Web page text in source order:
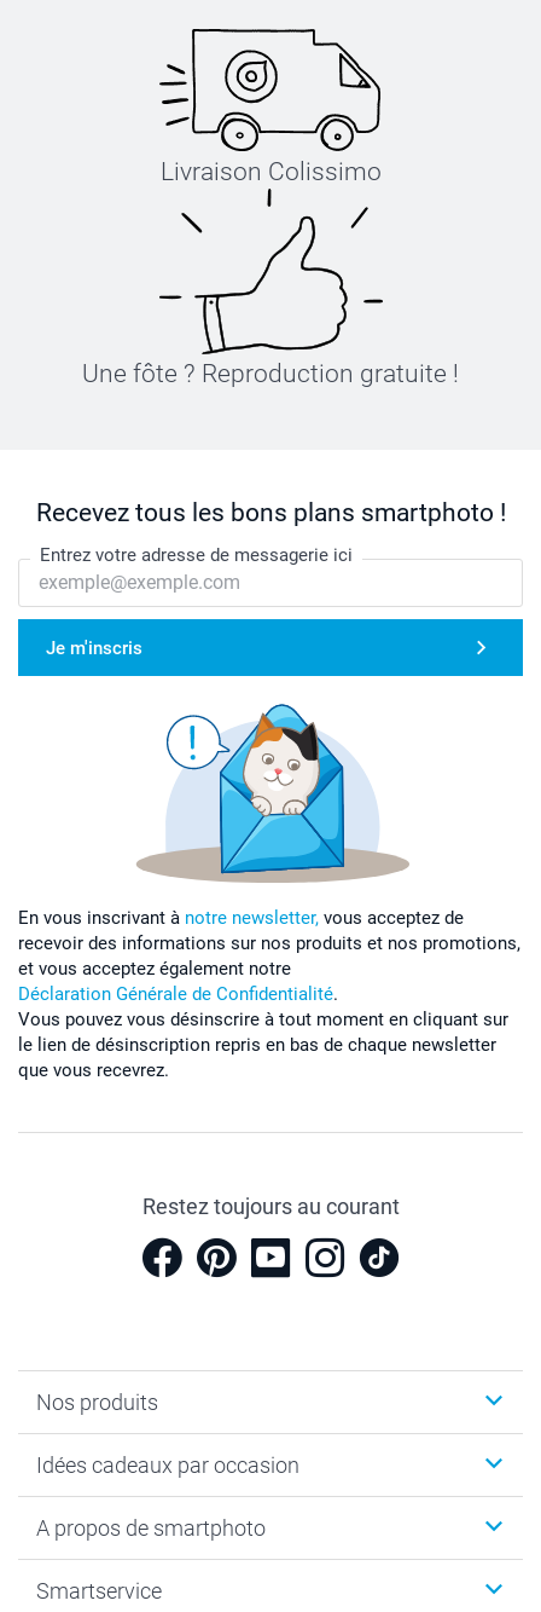
Livraison Colissimo
Une fôte ? Reproduction gratuite !
Recevez tous les bons plans smartphoto !
Entrez votre adresse de messagerie ici
Je m'inscris
En vous inscrivant à notre newsletter, vous acceptez de
recevoir des informations sur nos produits et nos promotions,
et vous acceptez également notre
Déclaration Générale de Confidentialité.
Vous pouvez vous désinscrire à tout moment en cliquant sur
le lien de désinscription repris en bas de chaque newsletter
que vous recevrez.
Restez toujours au courant
Nos produits
Calendrier photo & Agenda photo
Tirage photo & agrandissement
Faire-part & Cartes
Idées cadeaux par occasion
Anniversaire
Naissance & baptême
A propos de smartphoto
Plan du site
Smartservice